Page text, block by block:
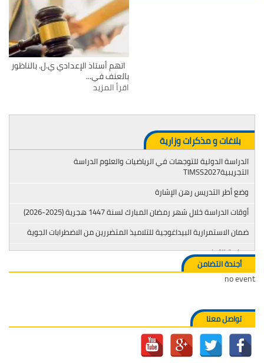
اتهم أستاذ الإعدادي ي.ل. بالناظور
بالعنف في...
اقرأ المزيد
بلاغات و مذكرات وزارية
الدراسة الدولية للتوجهات في الرياضيات والعلوم الدراسة
التجريبيةTIMSS2027
وضع أطر التدريس رهن الإشارة
أوقات الدراسة خلال شهر رمضان المبارك لسنة 1447 هجرية (2025-2026)
ضمان الاستمرارية البيداغوجية للتلاميذ المتضررين من الاضطرابات الجوية
محاربة التدخين
أجندة التضامن
no event
تواصل معنا